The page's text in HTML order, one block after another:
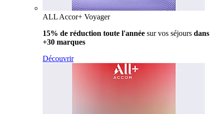
ALL Accor+ Voyager
15% de réduction toute l'année sur vos séjours dans
+30 marques
Découvrir